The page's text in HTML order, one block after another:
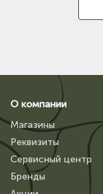
О компании
Магазины
Реквизиты
Сервисный центр
Бренды